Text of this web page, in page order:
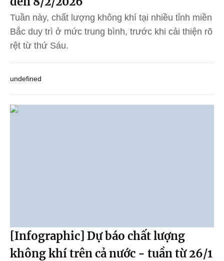
Tuần này, chất lượng không khí tại nhiều tỉnh miền
Bắc duy trì ở mức trung bình, trước khi cải thiện rõ
rệt từ thứ Sáu.
undefined
[Infographic] Dự báo chất lượng
không khí trên cả nước - tuần từ 26/1